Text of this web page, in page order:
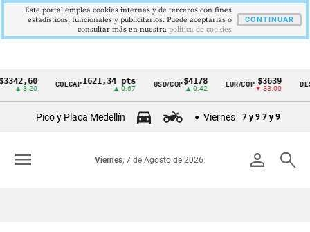
Cintillo
Colombia
COLCAP1621,34 pts USD/COP$4178
▲ 0.42
EUR/COP $3639
▼ 33.00
Pico y Placa Medellín Viernes 7 y 9 7 y 9
person search
Viernes, 7 de Agosto de 2026
menu
Este portal emplea cookies internas y de terceros con fines
estadísticos, funcionales y publicitarios. Puede aceptarlas o
consultar más en nuestra politica de cookies
CONTINUAR